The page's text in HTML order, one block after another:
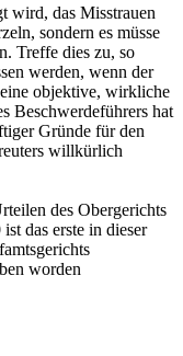
wird, das Misstrauen
sondern es müsse
Treffe dies zu, so
werden, wenn der
objektive, wirkliche
Beschwerdeführers hat
Gründe für den
willkürlich
des Obergerichts
das erste in dieser
worden